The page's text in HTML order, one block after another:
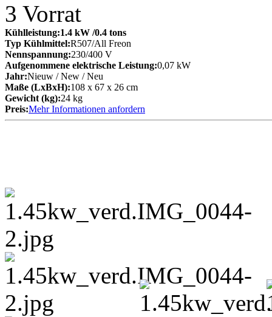
3 Vorrat
Kühlleistung:1.4 kW /0.4 tons
Typ Kühlmittel:R507/All Freon
Nennspannung:230/400 V
Aufgenommene elektrische Leistung:0,07 kW
Jahr:Nieuw / New / Neu
Maße (LxBxH):108 x 67 x 26 cm
Gewicht (kg):24 kg
Preis:Mehr Informationen anfordern